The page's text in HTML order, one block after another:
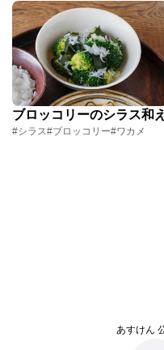
ブロッコリーのシラス和え
#シラス#ブロッコリー#ワカメ
あすけん